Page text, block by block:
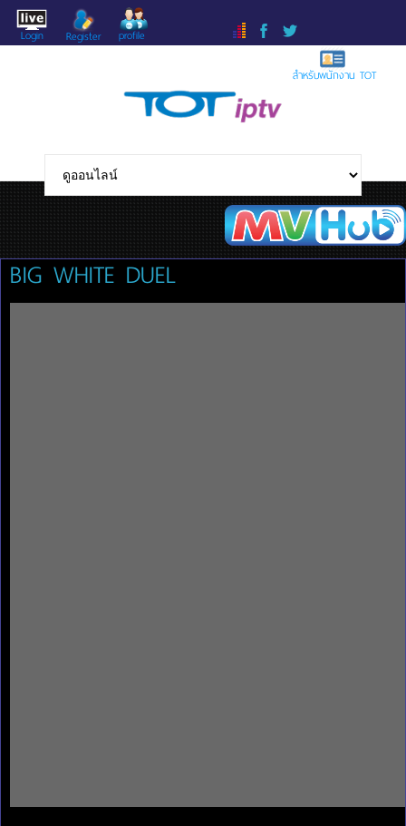
Login Register profile
สำหรับพนักงาน TOT
BIG WHITE DUEL